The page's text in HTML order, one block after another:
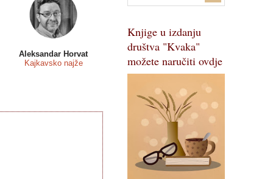
Aleksandar Horvat
Kajkavsko najže
Knjige u izdanju
društva "Kvaka"
možete naručiti ovdje